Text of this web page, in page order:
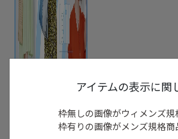
アイテムの表示に関
枠無しの画像がウィメンズ規
枠有りの画像がメンズ規格商